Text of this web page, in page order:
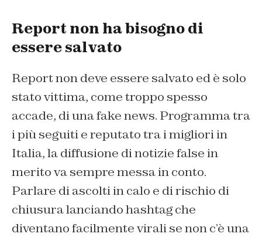
Report non ha bisogno di
essere salvato
Report non deve essere salvato ed è solo
stato vittima, come troppo spesso
accade, di una fake news. Programma tra
i più seguiti e reputato tra i migliori in
Italia, la diffusione di notizie false in
merito va sempre messa in conto.
Parlare di ascolti in calo e di rischio di
chiusura lanciando hashtag che
diventano facilmente virali se non c’è una